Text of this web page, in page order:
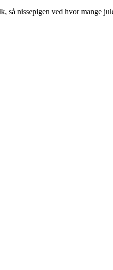
så nissepigen ved hvor mange